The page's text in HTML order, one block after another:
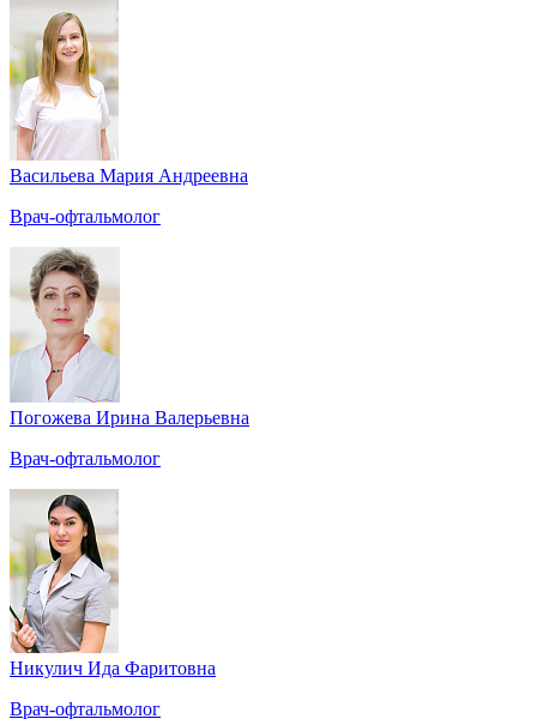
Васильева Мария Андреевна
Врач-офтальмолог
Погожева Ирина Валерьевна
Врач-офтальмолог
Никулич Ида Фаритовна
Врач-офтальмолог